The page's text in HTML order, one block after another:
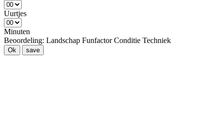
Uurtjes
Minuten
Beoordeling: Landschap Funfactor Conditie Techniek
Ok save